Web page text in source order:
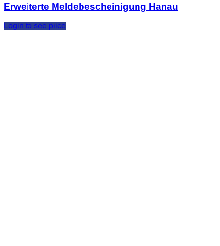
Erweiterte Meldebescheinigung Hanau
Login to see price